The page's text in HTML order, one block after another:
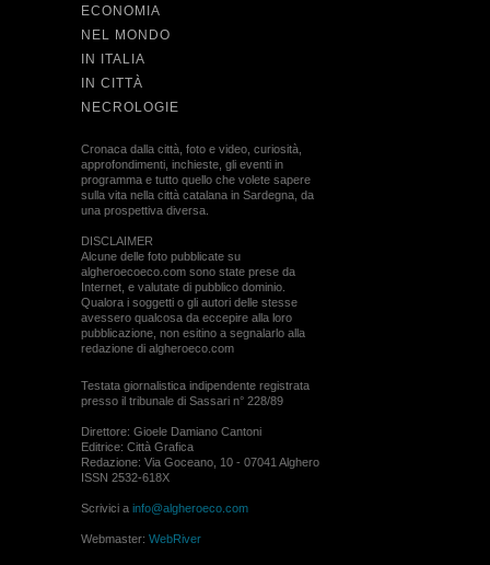
ECONOMIA
NEL MONDO
IN ITALIA
IN CITTÀ
NECROLOGIE
Cronaca dalla città, foto e video, curiosità,
approfondimenti, inchieste, gli eventi in
programma e tutto quello che volete sapere
sulla vita nella città catalana in Sardegna, da
una prospettiva diversa.
DISCLAIMER
Alcune delle foto pubblicate su
algheroecoeco.com sono state prese da
Internet, e valutate di pubblico dominio.
Qualora i soggetti o gli autori delle stesse
avessero qualcosa da eccepire alla loro
pubblicazione, non esitino a segnalarlo alla
redazione di algheroeco.com
Testata giornalistica indipendente registrata
presso il tribunale di Sassari n° 228/89
Direttore: Gioele Damiano Cantoni
Editrice: Città Grafica
Redazione: Via Goceano, 10 - 07041 Alghero
ISSN 2532-618X
Scrivici a info@algheroeco.com
Webmaster: WebRiver